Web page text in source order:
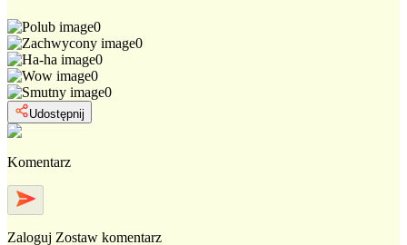
0
0
0
0
0
Udostępnij
Komentarz
Zaloguj Zostaw komentarz